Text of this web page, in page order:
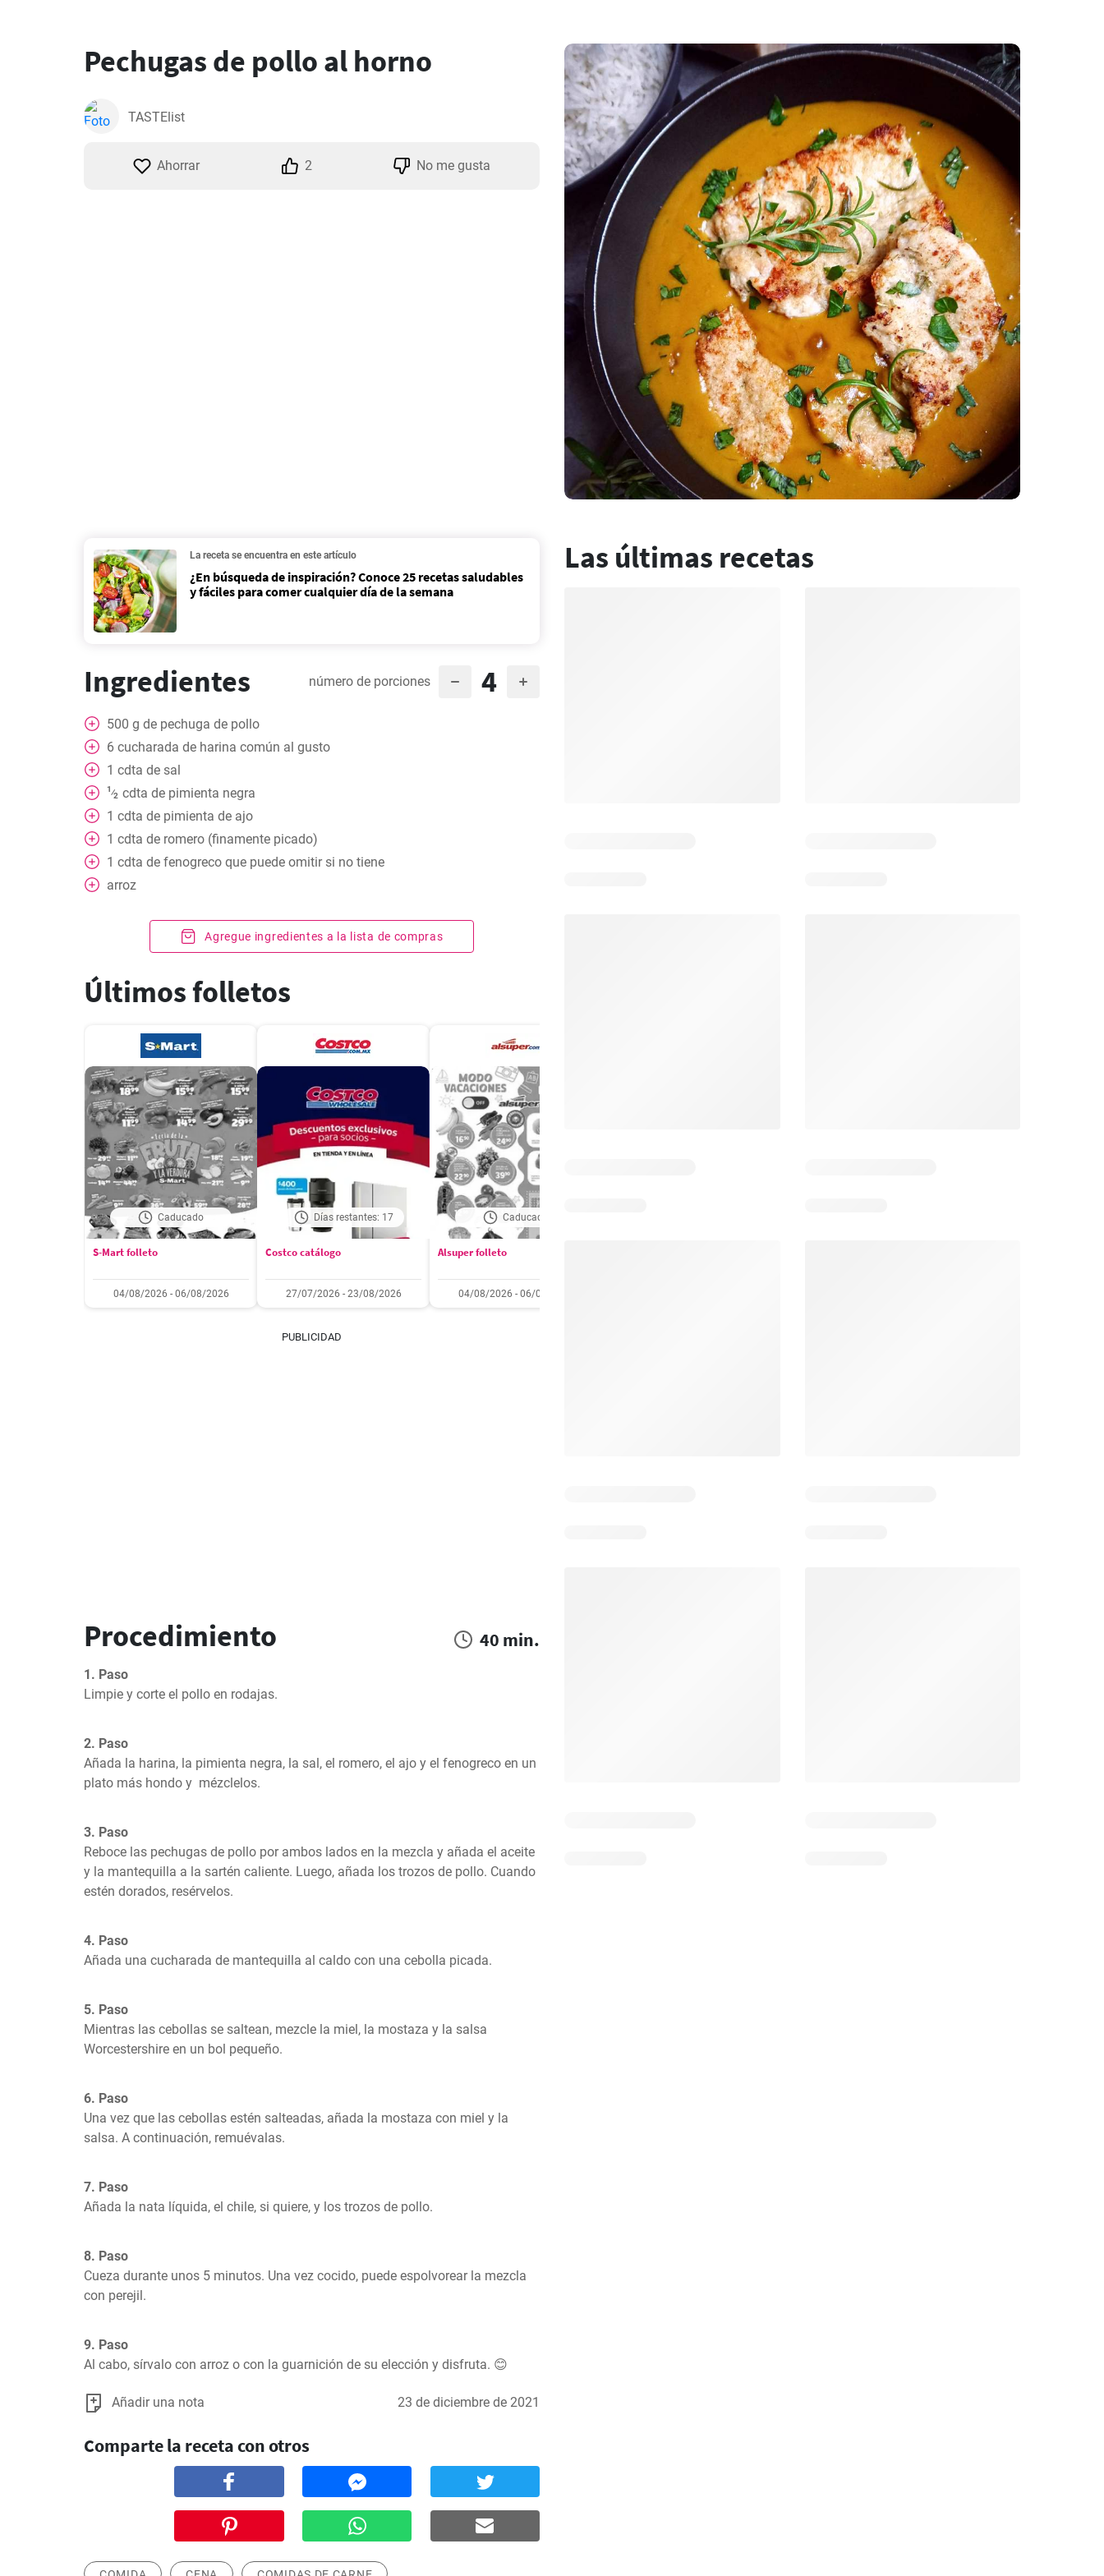
Pechugas de pollo al horno
TASTElist
Ahorrar 2 No me gusta
La receta se encuentra en este artículo
¿En búsqueda de inspiración? Conoce 25 recetas saludables
y fáciles para comer cualquier día de la semana
Ingredientes número de porciones 4
500 g de pechuga de pollo
6 cucharada de harina común al gusto
1 cdta de sal
1⁄2 cdta de pimienta negra
1 cdta de pimienta de ajo
1 cdta de romero (finamente picado)
1 cdta de fenogreco que puede omitir si no tiene
arroz
Agregue ingredientes a la lista de compras
Últimos folletos
Caducado
S-Mart folleto
04/08/2026 - 06/08/2026
Días restantes: 17
Costco catálogo
27/07/2026 - 23/08/2026
Caducado
Alsuper folleto
04/08/2026 - 06/08/2026
PUBLICIDAD
Procedimiento 40 min.
1. Paso
Limpie y corte el pollo en rodajas.
2. Paso
Añada la harina, la pimienta negra, la sal, el romero, el ajo y el fenogreco en un
plato más hondo y  mézclelos.
3. Paso
Reboce las pechugas de pollo por ambos lados en la mezcla y añada el aceite
y la mantequilla a la sartén caliente. Luego, añada los trozos de pollo. Cuando
estén dorados, resérvelos.
4. Paso
Añada una cucharada de mantequilla al caldo con una cebolla picada.
5. Paso
Mientras las cebollas se saltean, mezcle la miel, la mostaza y la salsa
Worcestershire en un bol pequeño.
6. Paso
Una vez que las cebollas estén salteadas, añada la mostaza con miel y la
salsa. A continuación, remuévalas.
7. Paso
Añada la nata líquida, el chile, si quiere, y los trozos de pollo.
8. Paso
Cueza durante unos 5 minutos. Una vez cocido, puede espolvorear la mezcla
con perejil.
9. Paso
Al cabo, sírvalo con arroz o con la guarnición de su elección y disfruta. 😊
Añadir una nota 23 de diciembre de 2021
Comparte la receta con otros
Las últimas recetas